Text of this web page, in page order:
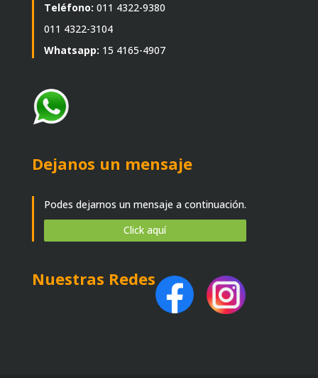
Teléfono: 011 4322-9380
011 4322-3104
Whatsapp: 15 4165-4907
Dejanos un mensaje
Podes dejarnos un mensaje a continuación.
Click aquí
Nuestras Redes